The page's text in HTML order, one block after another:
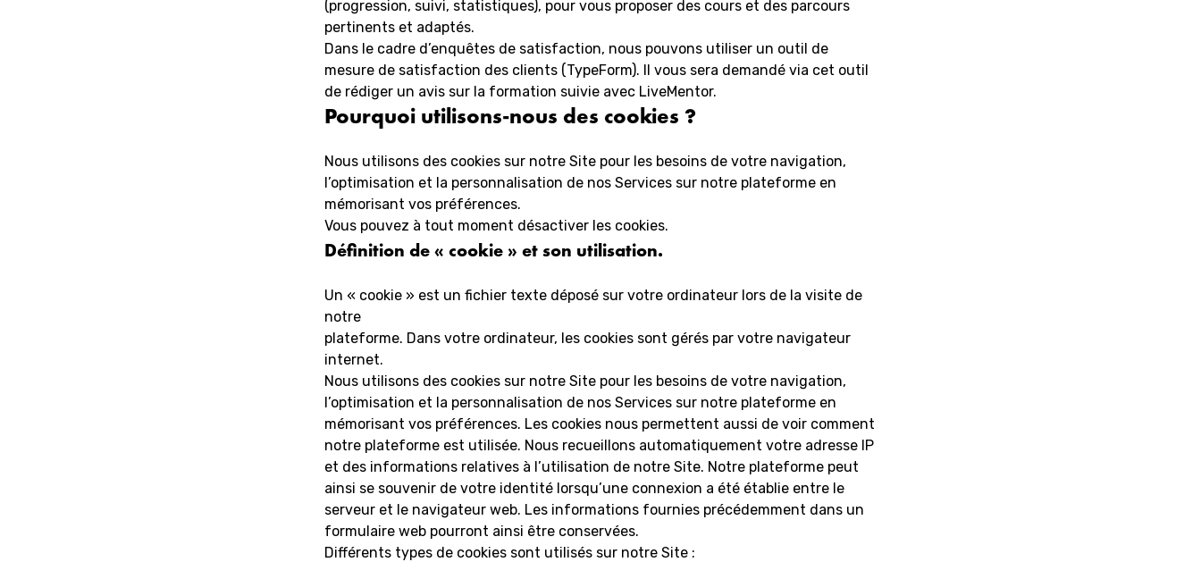
(progression, suivi, statistiques), pour vous proposer des cours et des parcours
pertinents et adaptés.
Dans le cadre d’enquêtes de satisfaction, nous pouvons utiliser un outil de
mesure de satisfaction des clients (TypeForm). Il vous sera demandé via cet outil
de rédiger un avis sur la formation suivie avec LiveMentor.
Pourquoi utilisons-nous des cookies ?
Nous utilisons des cookies sur notre Site pour les besoins de votre navigation,
l’optimisation et la personnalisation de nos Services sur notre plateforme en
mémorisant vos préférences.
Vous pouvez à tout moment désactiver les cookies.
Définition de « cookie » et son utilisation.
Un « cookie » est un fichier texte déposé sur votre ordinateur lors de la visite de
notre
plateforme. Dans votre ordinateur, les cookies sont gérés par votre navigateur
internet.
Nous utilisons des cookies sur notre Site pour les besoins de votre navigation,
l’optimisation et la personnalisation de nos Services sur notre plateforme en
mémorisant vos préférences. Les cookies nous permettent aussi de voir comment
notre plateforme est utilisée. Nous recueillons automatiquement votre adresse IP
et des informations relatives à l’utilisation de notre Site. Notre plateforme peut
ainsi se souvenir de votre identité lorsqu’une connexion a été établie entre le
serveur et le navigateur web. Les informations fournies précédemment dans un
formulaire web pourront ainsi être conservées.
Différents types de cookies sont utilisés sur notre Site :